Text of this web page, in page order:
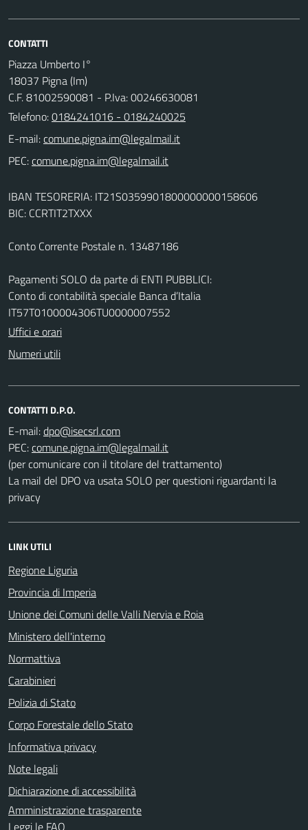
CONTATTI
Piazza Umberto I°
18037 Pigna (Im)
C.F. 81002590081 - P.Iva: 00246630081
Telefono:0184241016 - 0184240025
E-mail:
PEC:
IBAN TESORERIA: IT21S0359901800000000158606
BIC: CCRTIT2TXXX
Conto Corrente Postale n. 13487186
Pagamenti SOLO da parte di ENTI PUBBLICI:
Conto di contabilità speciale Banca d’Italia
IT57T0100004306TU0000007552
Uffici e orari
Numeri utili
CONTATTI D.P.O.
E-mail:
PEC:
(per comunicare con il titolare del trattamento)
La mail del DPO va usata SOLO per questioni riguardanti la
privacy
LINK UTILI
Regione Liguria
Provincia di Imperia
Unione dei Comuni delle Valli Nervia e Roia
Ministero dell'interno
Normattiva
Carabinieri
Polizia di Stato
Corpo Forestale dello Stato
Informativa privacy
Note legali
Dichiarazione di accessibilità
Amministrazione trasparente
Leggi le FAQ